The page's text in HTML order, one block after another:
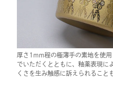
厚さ1mm程の極薄手の素地を使
でいただくとともに、釉薬表現に
くさを生み触感に訴えられること